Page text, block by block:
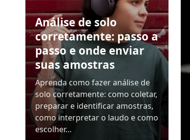
Análise de solo
corretamente: passo a
passo e onde enviar
suas amostras
Aprenda como fazer análise de
solo corretamente: como coletar,
preparar e identificar amostras,
como interpretar o laudo e como
escolher…